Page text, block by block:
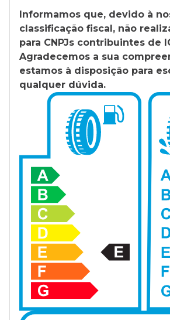
Informamos que, devido à
classificação fiscal, não
para CNPJs contribuintes de
Agradecemos a sua
estamos à disposição para
qualquer dúvida.